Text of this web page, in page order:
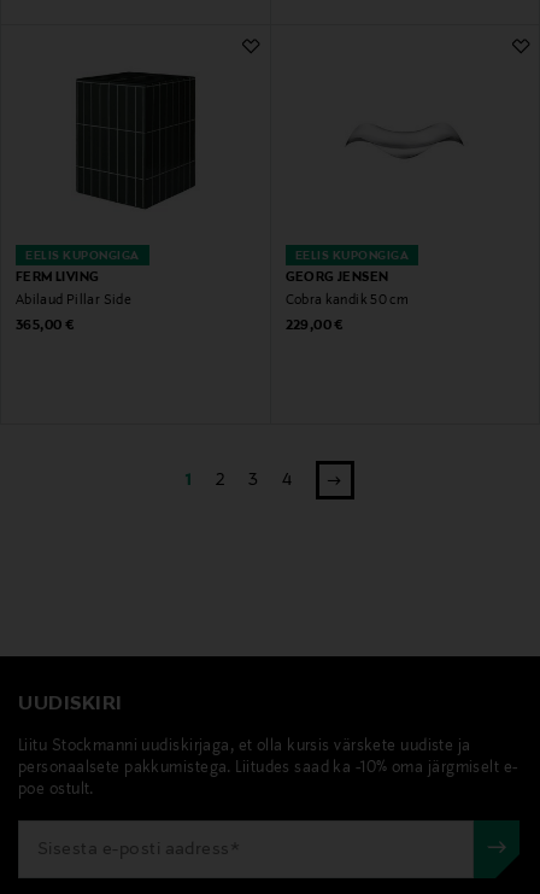
EELIS KUPONGIGA
FERM LIVING
Abilaud Pillar Side
Original Price
365,00 €
EELIS KUPONGIGA
GEORG JENSEN
Cobra kandik 50 cm
Original Price
229,00 €
1 2 3 4
UUDISKIRI
Liitu Stockmanni uudiskirjaga, et olla kursis värskete uudiste ja
personaalsete pakkumistega. Liitudes saad ka -10% oma järgmiselt e-
poe ostult.